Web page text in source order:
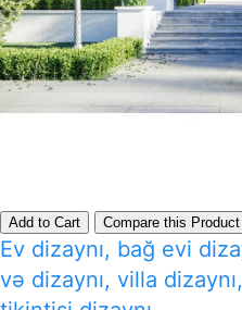
Add to Cart Compare this Product
Ev dizaynı, bağ evi
və dizaynı, villa